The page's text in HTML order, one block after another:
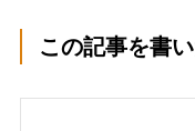
この記事を書